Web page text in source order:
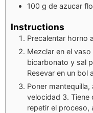
100 g de azucar
Instructions
Precalentar horno
Mezclar en el
bicarbonato y sal
Resevar en un bol
Poner
velocidad 3. Tiene
repetir el proceso,